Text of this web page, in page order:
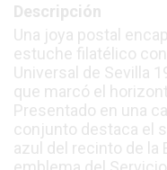
Descripción
Una joya postal
estuche filatélico
Universal de Sevilla
que marcó el
Presentado en una
conjunto destaca el
azul del recinto de la